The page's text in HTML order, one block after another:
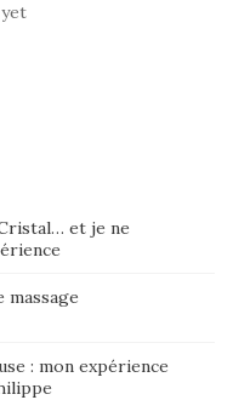
et je ne
massage
: mon expérience